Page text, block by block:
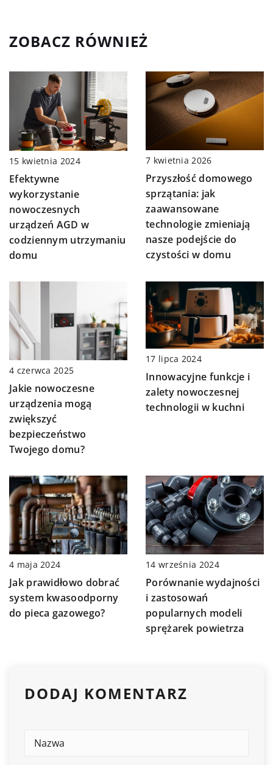
ZOBACZ RÓWNIEŻ
15 kwietnia 2024
Efektywne
wykorzystanie
nowoczesnych
urządzeń AGD w
codziennym utrzymaniu
domu
7 kwietnia 2026
Przyszłość domowego
sprzątania: jak
zaawansowane
technologie zmieniają
nasze podejście do
czystości w domu
4 czerwca 2025
Jakie nowoczesne
urządzenia mogą
zwiększyć
bezpieczeństwo
Twojego domu?
17 lipca 2024
Innowacyjne funkcje i
zalety nowoczesnej
technologii w kuchni
4 maja 2024
Jak prawidłowo dobrać
system kwasoodporny
do pieca gazowego?
14 września 2024
Porównanie wydajności
i zastosowań
popularnych modeli
sprężarek powietrza
DODAJ KOMENTARZ